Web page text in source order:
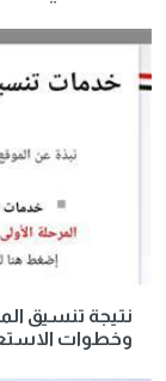
وخطوات